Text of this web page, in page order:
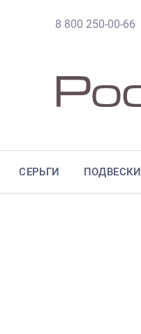
8 800 250-00-66
СЕРЬГИ ПОДВЕСКИ